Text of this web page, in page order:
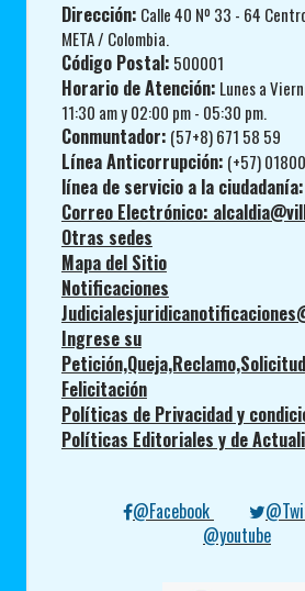
Dirección: Calle 40 Nº 33 - 64
META / Colombia.
Código Postal: 500001
Horario de Atención: Lunes a
11:30 am y 02:00 pm - 05:30 pm.
Conmuntador: (57+8) 671 58 59
Línea Anticorrupción: (+57)
línea de servicio a la ciudadanía:
Correo Electrónico:
Otras sedes
Mapa del Sitio
Notificaciones
Ingrese su
Felicitación
Políticas de Privacidad y
Políticas Editoriales y de
@Facebook
@youtube